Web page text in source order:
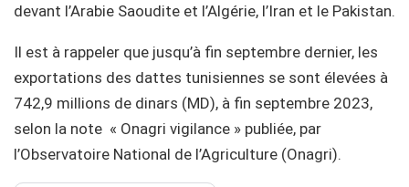
devant l’Arabie Saoudite et l’Algérie, l’Iran et le Pakistan.
Il est à rappeler que jusqu’à fin septembre dernier, les
exportations des dattes tunisiennes se sont élevées à
742,9 millions de dinars (MD), à fin septembre 2023,
selon la note « Onagri vigilance » publiée, par
l’Observatoire National de l’Agriculture (Onagri).